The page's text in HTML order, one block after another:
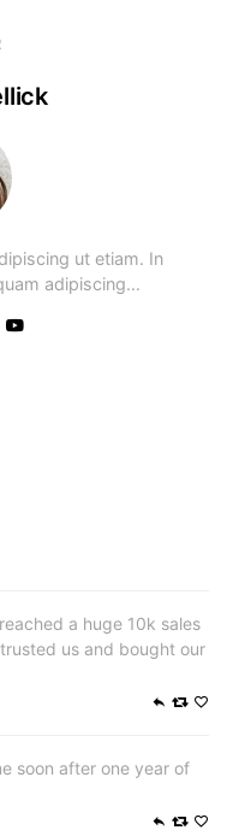
ut etiam. In
adipiscing…
a huge 10k sales
us and bought our
soon after one year of